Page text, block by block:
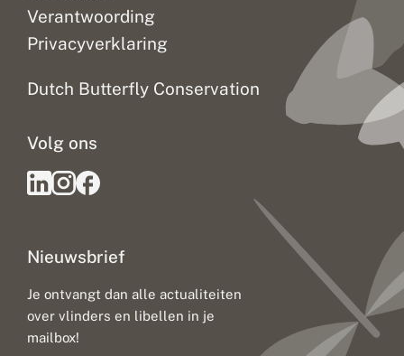
Verantwoording
Privacyverklaring
Dutch Butterfly Conservation
Nieuwsbrief
Je ontvangt dan alle actualiteiten
over vlinders en libellen in je
mailbox!
Volg ons